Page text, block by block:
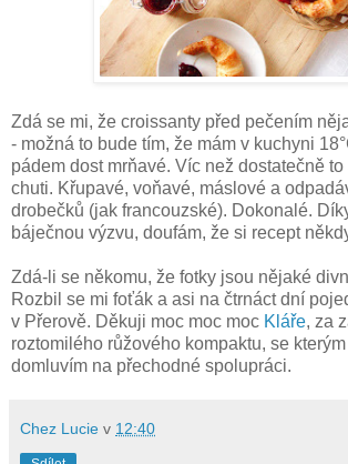
Zdá se mi, že croissanty před pečením
- možná to bude tím, že mám v kuchyni
pádem dost mrňavé. Víc než dostatečně
chuti. Křupavé, voňavé, máslové a
drobečků (jak francouzské). Dokonalé.
báječnou výzvu, doufám, že si recept
Zdá-li se někomu, že fotky jsou nějaké
Rozbil se mi foťák a asi na čtrnáct dní
v Přerově. Děkuji moc moc moc Kláře, za
roztomilého růžového kompaktu, se
domluvím na přechodné spolupráci.
Chez Lucie v 12:40